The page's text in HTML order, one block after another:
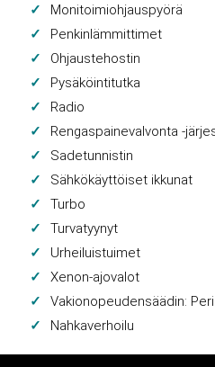
Monitoimiohjauspyörä
Penkinlämmittimet
Ohjaustehostin
Pysäköintitutka
Radio
Rengaspainevalvonta -
Sadetunnistin
Sähkökäyttöiset ikkunat
Turbo
Turvatyynyt
Urheiluistuimet
Xenon-ajovalot
Vakionopeudensäädin:
Nahkaverhoilu